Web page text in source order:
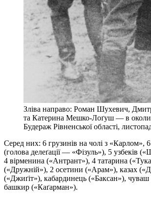
Зліва направо: Роман Шухевич,
та Катерина Мешко-Лоґуш — в
Будераж Рівненської області,
Серед них: 6 грузинів на чолі з «Карлом»,
(голова делеґації — «Фізуль»), 5 узбеків
4 вірменина («Антрант»), 4 татарина
(«Дружній»), 2 осетини («Арам»), казах
(«Джиґіт»), кабардинець («Баксан»),
башкир («Каґарман»).